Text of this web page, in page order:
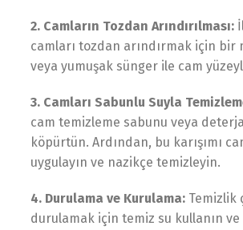
2. Camların Tozdan Arındırılması:
camları tozdan arındırmak için
veya yumuşak sünger ile cam
3. Camları Sabunlu Suyla
cam temizleme sabunu veya
köpürtün. Ardından, bu karışımı
uygulayın ve nazikçe temizleyin.
4. Durulama ve Kurulama: Temizlik
durulamak için temiz su kullanın ve